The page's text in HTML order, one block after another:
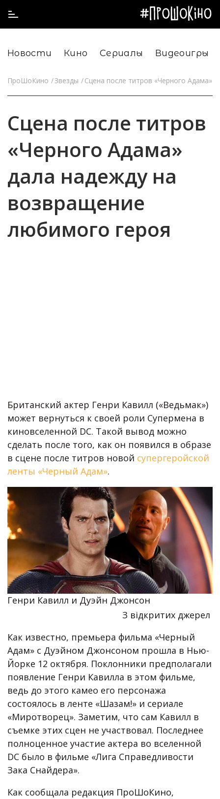
Новости Кино Сериалы Видеоигры
ПроШоКино Звезды Сцена после титров «Черного Адама»
Сцена после титров
«Черного Адама»
дала надежду на
возвращение
любимого героя
Британский актер Генри Кавилл («Ведьмак»)
может вернуться к своей роли Супермена в
киновселенной DC. Такой вывод можно
сделать после того, как он появился в образе
в сцене после титров новой супергеройской
ленты «Черный Адам».
Генри Кавилл и Дуэйн Джонсон
З відкритих джерел
Как известно, премьера фильма «Черный
Адам» с Дуэйном Джонсоном прошла в Нью-
Йорке 12 октября. Поклонники предполагали
появление Генри Кавилла в этом фильме,
ведь до этого камео его персонажа
состоялось в ленте «Шазам!» и сериале
«Миротворец». Заметим, что сам Кавилл в
съемке этих сцен не участвовал. Последнее
полноценное участие актера во вселенной
DC было в фильме «Лига Справедливости
Зака ​​Снайдера».
Как сообщала редакция ПроШоКино,